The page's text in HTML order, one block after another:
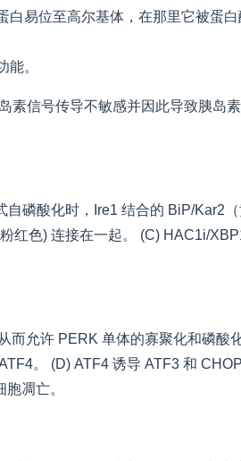
易位至高尔基体，在那里它被蛋
。
信号传导不敏感并因此导致胰岛
磷酸化时，Ire1 结合的 BiP/Kar2
红色) 连接在一起。 (C) HAC1i/
允许 PERK 单体的寡聚化和磷酸
。 (D) ATF4 诱导 ATF3 和
凋亡。